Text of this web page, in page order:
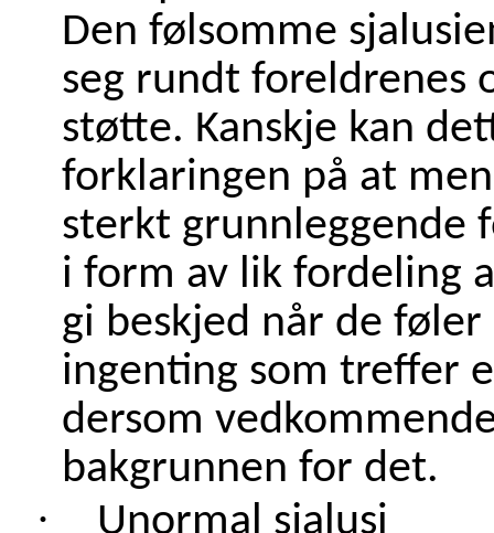
Den følsomme
seg rundt foreldrenes
støtte. Kanskje kan
forklaringen på at
sterkt grunnleggende
i form av lik fordeling
gi beskjed når de
ingenting som treffer
dersom
bakgrunnen for det.
· Unormal sjalusi